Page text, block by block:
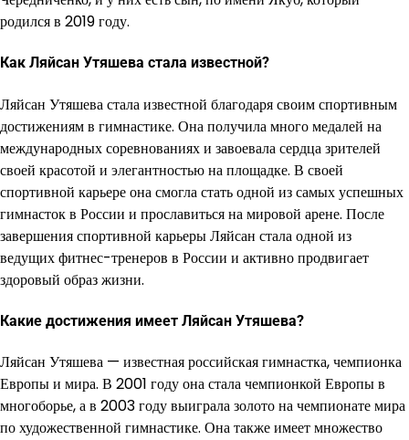
родился в 2019 году.
Как Ляйсан Утяшева стала известной?
Ляйсан Утяшева стала известной благодаря своим спортивным
достижениям в гимнастике. Она получила много медалей на
международных соревнованиях и завоевала сердца зрителей
своей красотой и элегантностью на площадке. В своей
спортивной карьере она смогла стать одной из самых успешных
гимнасток в России и прославиться на мировой арене. После
завершения спортивной карьеры Ляйсан стала одной из
ведущих фитнес-тренеров в России и активно продвигает
здоровый образ жизни.
Какие достижения имеет Ляйсан Утяшева?
Ляйсан Утяшева — известная российская гимнастка, чемпионка
Европы и мира. В 2001 году она стала чемпионкой Европы в
многоборье, а в 2003 году выиграла золото на чемпионате мира
по художественной гимнастике. Она также имеет множество